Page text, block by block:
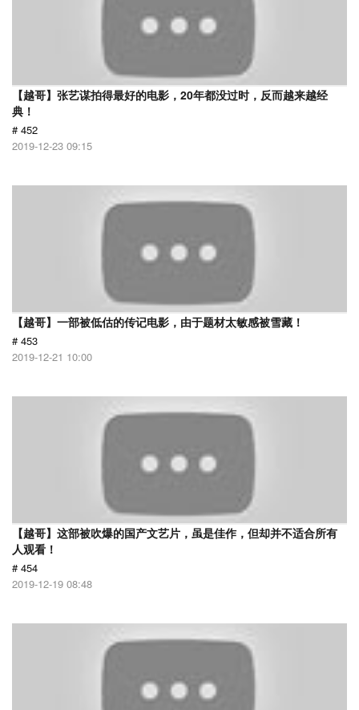
【越哥】张艺谋拍得最好的电影，20年都没过时，反而越来越经
典！
# 452
2019-12-23 09:15
【越哥】一部被低估的传记电影，由于题材太敏感被雪藏！
# 453
2019-12-21 10:00
【越哥】这部被吹爆的国产文艺片，虽是佳作，但却并不适合所有
人观看！
# 454
2019-12-19 08:48